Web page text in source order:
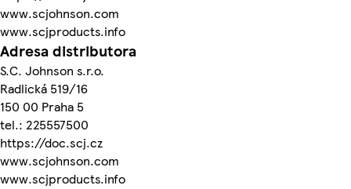
www.scjohnson.com
www.scjproducts.info
Adresa distributora
S.C. Johnson s.r.o.
Radlická 519/16
150 00 Praha 5
tel.: 225557500
https://doc.scj.cz
www.scjohnson.com
www.scjproducts.info